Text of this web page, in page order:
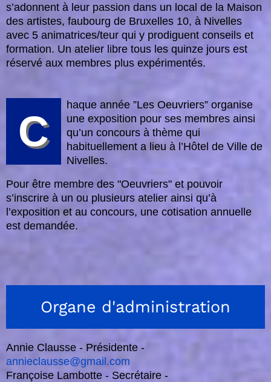
s’adonnent à leur passion dans un local de la Maison
des artistes, faubourg de Bruxelles 10, à Nivelles
avec 5 animatrices/teur qui y prodiguent conseils et
formation. Un atelier libre tous les quinze jours est
réservé aux membres plus expérimentés.
C
haque année ”Les Oeuvriers” organise
une exposition pour ses membres ainsi
qu’un concours à thème qui
habituellement a lieu à l’Hôtel de Ville de
Nivelles.
Pour être membre des "Oeuvriers" et pouvoir
s’inscrire à un ou plusieurs atelier ainsi qu’à
l’exposition et au concours, une cotisation annuelle
est demandée.
Organe d'administration
Annie Clausse - Présidente -
annieclausse@gmail.com
Françoise Lambotte - Secrétaire -